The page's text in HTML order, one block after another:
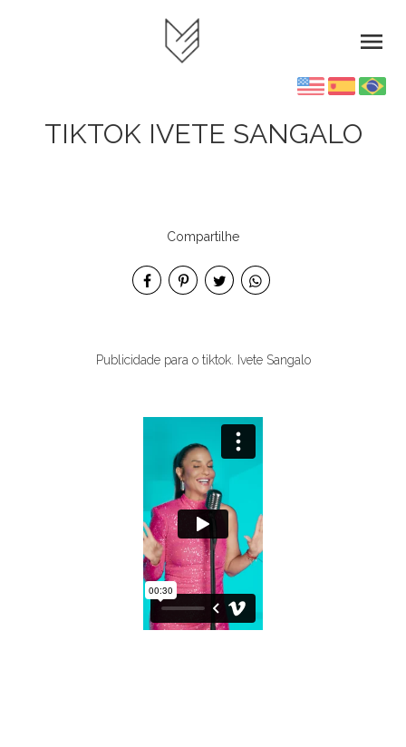
menu
TIKTOK IVETE SANGALO
Compartilhe
Publicidade para o tiktok. Ivete Sangalo